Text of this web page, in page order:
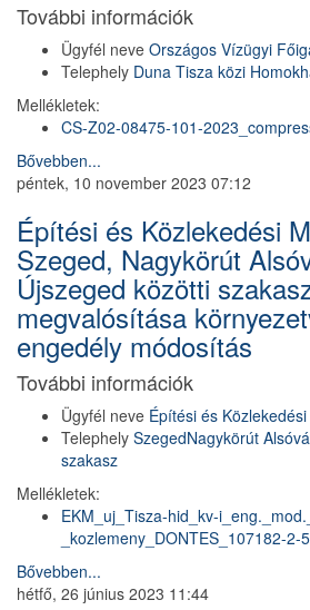
További információk
Ügyfél neve Országos Vízügyi
Telephely Duna Tisza közi
Mellékletek:
CS-Z02-08475-101-
Bővebben...
péntek, 10 november 2023 07:12
Építési és Közlekedési
Szeged, Nagykörút
Újszeged közötti
megvalósítása
engedély módosítás
További információk
Ügyfél neve Építési és
Telephely SzegedNagykörút
szakasz
Mellékletek:
EKM_uj_Tisza-hid_kv-
_kozlemeny_DONTES_107182-2-
Bővebben...
hétfő, 26 június 2023 11:44